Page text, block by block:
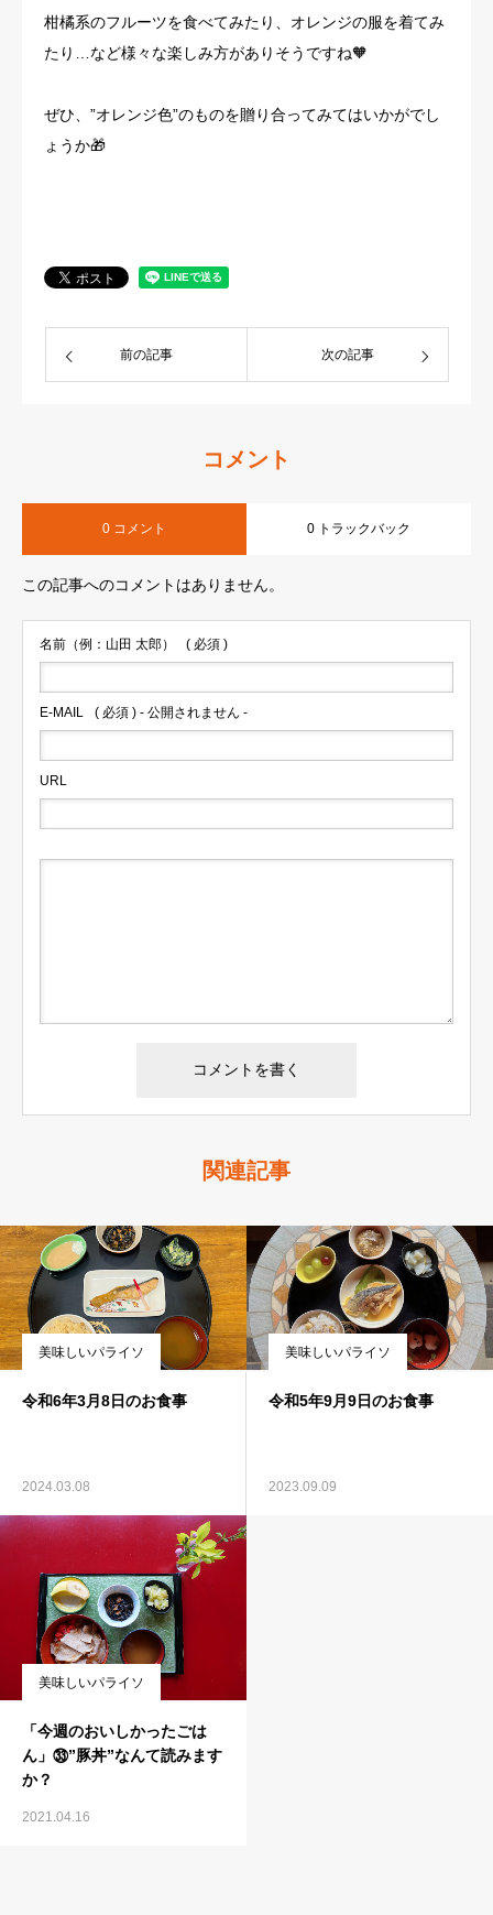
柑橘系のフルーツを食べてみたり、オレンジの服を着てみ
たり…など様々な楽しみ方がありそうですね🧡
ぜひ、”オレンジ色”のものを贈り合ってみてはいかがでし
ょうか🎁
前の記事 次の記事
コメント
0 コメント 0 トラックバック
この記事へのコメントはありません。
名前（例：山田 太郎） ( 必須 )
E-MAIL ( 必須 ) - 公開されません -
URL
関連記事
美味しいパライソ
令和6年3月8日のお食事
2024.03.08
美味しいパライソ
令和5年9月9日のお食事
2023.09.09
美味しいパライソ
「今週のおいしかったごは
ん」㉝”豚丼”なんて読みます
か？
2021.04.16